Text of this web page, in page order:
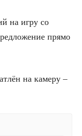
на игру со
прямо
на камеру –